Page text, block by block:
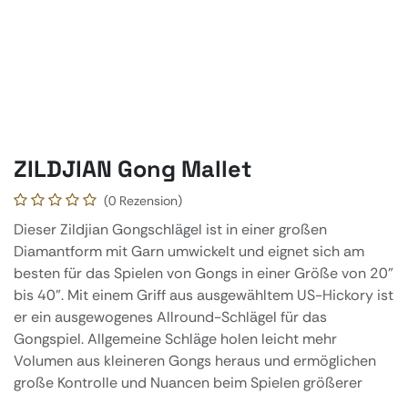
ZILDJIAN Gong Mallet
(0 Rezension)
Dieser Zildjian Gongschlägel ist in einer großen
Diamantform mit Garn umwickelt und eignet sich am
besten für das Spielen von Gongs in einer Größe von 20"
bis 40". Mit einem Griff aus ausgewähltem US-Hickory ist
er ein ausgewogenes Allround-Schlägel für das
Gongspiel. Allgemeine Schläge holen leicht mehr
Volumen aus kleineren Gongs heraus und ermöglichen
große Kontrolle und Nuancen beim Spielen größerer